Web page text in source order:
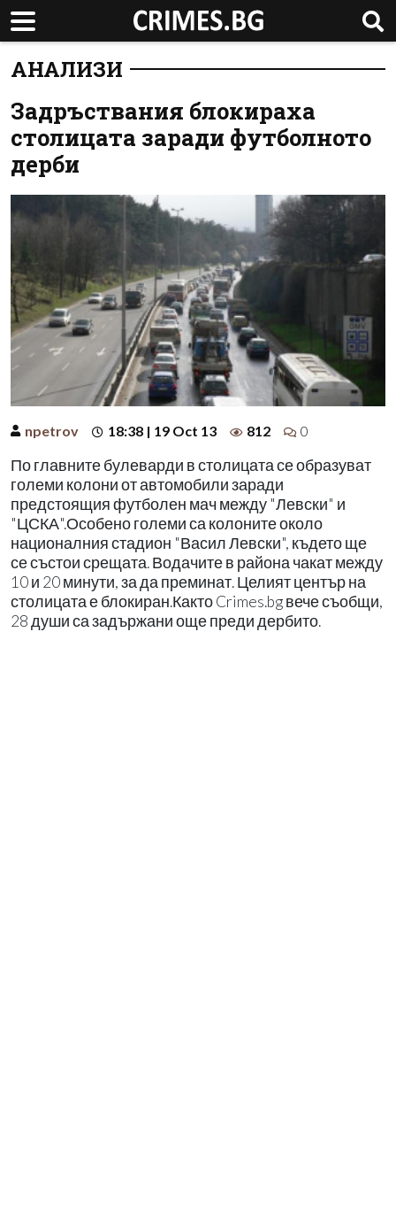
АНАЛИЗИ
Задръствания блокираха
столицата заради футболното
дерби
npetrov 18:38 | 19 Oct 13 812 0
По главните булеварди в столицата се образуват
големи колони от автомобили заради
предстоящия футболен мач между "Левски" и
"ЦСКА".Особено големи са колоните около
националния стадион "Васил Левски", където ще
се състои срещата. Водачите в района чакат между
10 и 20 минути, за да преминат. Целият център на
столицата е блокиран.Както Crimes.bg вече съобщи,
28 души са задържани още преди дербито.